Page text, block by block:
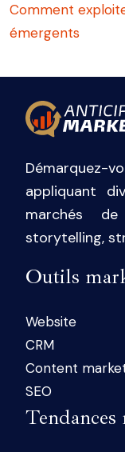
Comment
émergents
appliquant
marchés
storytelling,
Outils
Website
CRM
Content
SEO